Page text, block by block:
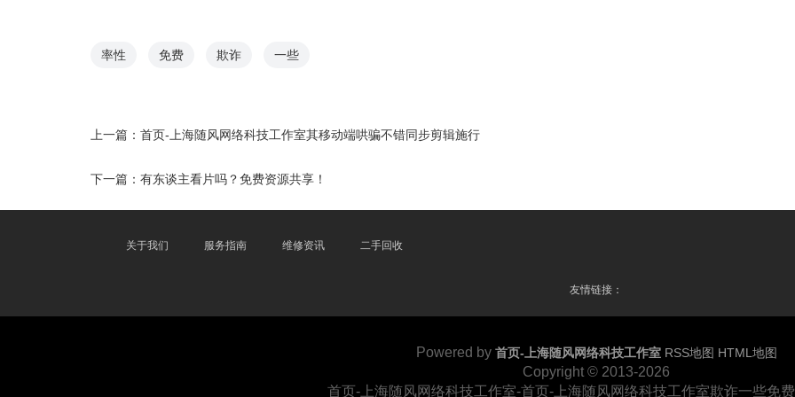
率性 免费 欺诈 一些
上一篇： 首页-上海随风网络科技工作室其移动端哄骗不错同步剪辑施行
下一篇： 有东谈主看片吗？免费资源共享！
关于我们 服务指南 维修资讯 二手回收
友情链接：
Powered by 首页-上海随风网络科技工作室 RSS地图 HTML地图
Copyright © 2013-2026
首页-上海随风网络科技工作室-首页-上海随风网络科技工作室欺诈一些免